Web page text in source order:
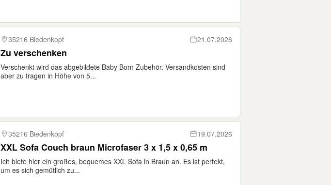
35216 Biedenkopf 21.07.2026
Zu verschenken
Verschenkt wird das abgebildete Baby Born Zubehör. Versandkosten sind
aber zu tragen in Höhe von 5...
35216 Biedenkopf 19.07.2026
XXL Sofa Couch braun Microfaser 3 x 1,5 x 0,65 m
Ich biete hier ein großes, bequemes XXL Sofa in Braun an. Es ist perfekt,
um es sich gemütlich zu...